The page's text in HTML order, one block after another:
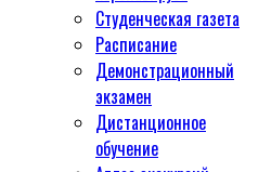
Студенческая газета
Расписание
Демонстрационный
экзамен
Дистанционное
обучение